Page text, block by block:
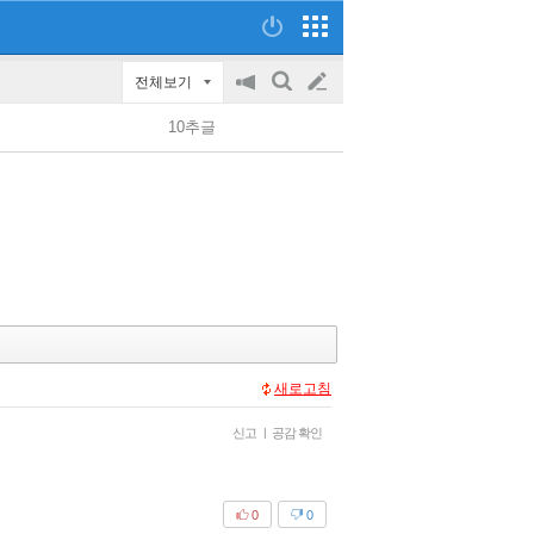
전체보기
공
on/off
검
글
쓰
10추글
새로고침
신고 | 공감 확인
0
0